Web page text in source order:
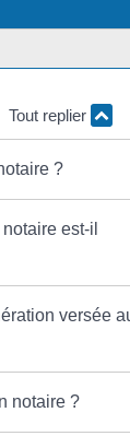
Tout replier
?
est-il
versée
notaire ?